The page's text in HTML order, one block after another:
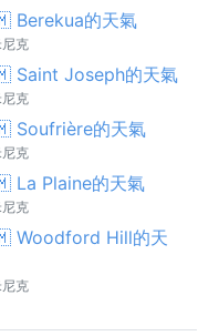
的天氣
克
Joseph的天氣
克
的天氣
克
Plaine的天氣
克
Hill的天
克